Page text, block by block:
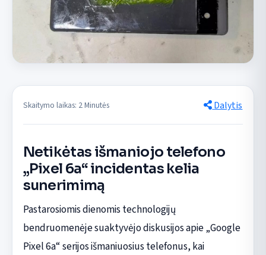
Skaitymo laikas: 2 Minutės Dalytis
Netikėtas išmaniojo telefono
„Pixel 6a“ incidentas kelia
sunerimimą
Pastarosiomis dienomis technologijų
bendruomenėje suaktyvėjo diskusijos apie „Google
Pixel 6a“ serijos išmaniuosius telefonus, kai